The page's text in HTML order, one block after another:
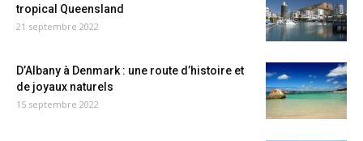
tropical Queensland
21 septembre 2022
D’Albany à Denmark : une route d’histoire et
de joyaux naturels
15 septembre 2022